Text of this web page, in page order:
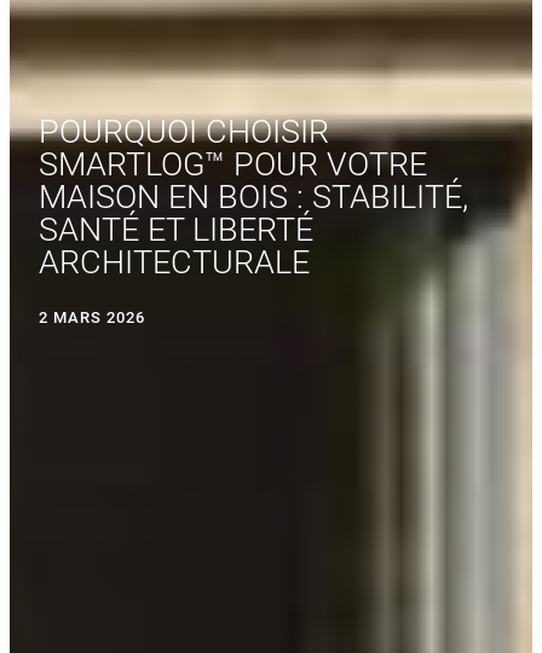
POURQUOI CHOISIR
SMARTLOG™ POUR VOTRE
MAISON EN BOIS : STABILITÉ,
SANTÉ ET LIBERTÉ
ARCHITECTURALE
2 MARS 2026